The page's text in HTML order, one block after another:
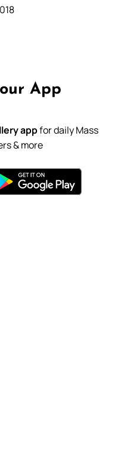
App
appfor daily Mass
& more